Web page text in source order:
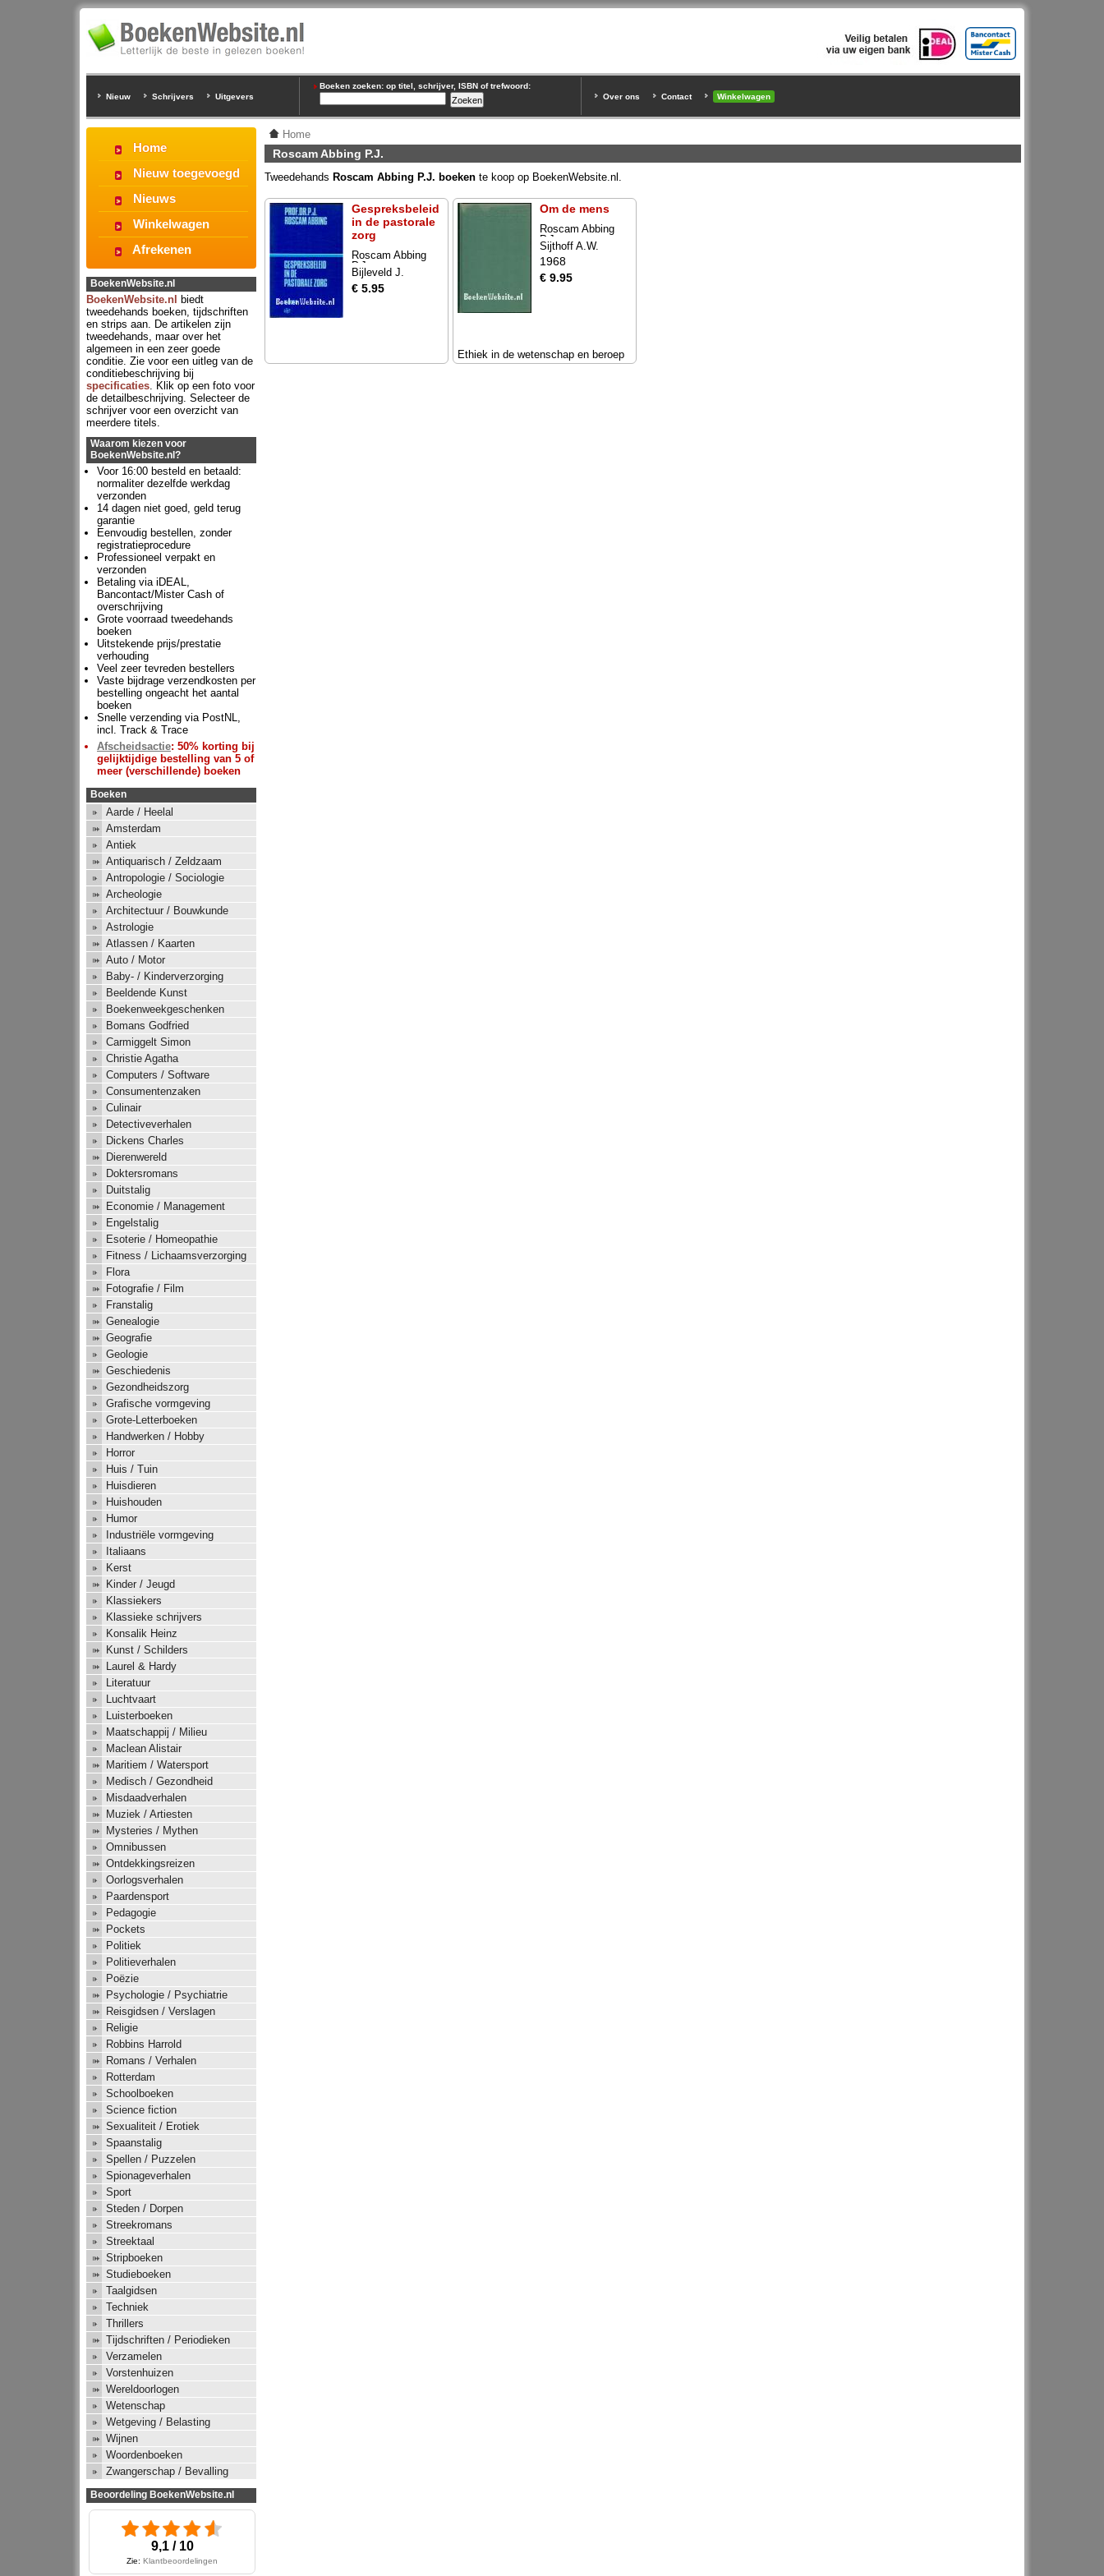
Nieuw Schrijvers Uitgevers
Boeken zoeken: op titel, schrijver, ISBN of trefwoord:
Over ons
Contact Winkelwagen
Home
Roscam Abbing P.J.
Tweedehands Roscam Abbing P.J. boeken te koop op BoekenWebsite.nl.
Gespreksbeleid
in de pastorale
zorg
Roscam Abbing
P.J.
Bijleveld J.
€ 5.95
Om de mens
Roscam Abbing
P.J.
Sijthoff A.W.
1968
€ 9.95
Ethiek in de wetenschap en beroep
Home
Nieuw toegevoegd
Nieuws
Winkelwagen
Afrekenen
BoekenWebsite.nl
BoekenWebsite.nl
biedt
tweedehands boeken, tijdschriften
en strips aan. De artikelen zijn
tweedehands, maar over het
algemeen in een zeer goede
conditie. Zie voor een uitleg van de
conditiebeschrijving bij
specificaties. Klik op een foto voor
de detailbeschrijving. Selecteer de
schrijver voor een overzicht van
meerdere titels.
Waarom kiezen voor
BoekenWebsite.nl?
Voor 16:00 besteld en betaald:
normaliter dezelfde werkdag
verzonden
14 dagen niet goed, geld terug
garantie
Eenvoudig bestellen, zonder
registratieprocedure
Professioneel verpakt en
verzonden
Betaling via iDEAL,
Bancontact/Mister Cash of
overschrijving
Grote voorraad tweedehands
boeken
Uitstekende prijs/prestatie
verhouding
Veel zeer tevreden bestellers
Vaste bijdrage verzendkosten per
bestelling ongeacht het aantal
boeken
Snelle verzending via PostNL,
incl. Track & Trace
Afscheidsactie: 50% korting bij
gelijktijdige bestelling van 5 of
meer (verschillende) boeken
Boeken
Aarde / Heelal
Amsterdam
Antiek
Antiquarisch / Zeldzaam
Antropologie / Sociologie
Archeologie
Architectuur / Bouwkunde
Astrologie
Atlassen / Kaarten
Auto / Motor
Baby- / Kinderverzorging
Beeldende Kunst
Boekenweekgeschenken
Bomans Godfried
Carmiggelt Simon
Christie Agatha
Computers / Software
Consumentenzaken
Culinair
Detectiveverhalen
Dickens Charles
Dierenwereld
Doktersromans
Duitstalig
Economie / Management
Engelstalig
Esoterie / Homeopathie
Fitness / Lichaamsverzorging
Flora
Fotografie / Film
Franstalig
Genealogie
Geografie
Geologie
Geschiedenis
Gezondheidszorg
Grafische vormgeving
Grote-Letterboeken
Handwerken / Hobby
Horror
Huis / Tuin
Huisdieren
Huishouden
Humor
Industriële vormgeving
Italiaans
Kerst
Kinder / Jeugd
Klassiekers
Klassieke schrijvers
Konsalik Heinz
Kunst / Schilders
Laurel & Hardy
Literatuur
Luchtvaart
Luisterboeken
Maatschappij / Milieu
Maclean Alistair
Maritiem / Watersport
Medisch / Gezondheid
Misdaadverhalen
Muziek / Artiesten
Mysteries / Mythen
Omnibussen
Ontdekkingsreizen
Oorlogsverhalen
Paardensport
Pedagogie
Pockets
Politiek
Politieverhalen
Poëzie
Psychologie / Psychiatrie
Reisgidsen / Verslagen
Religie
Robbins Harrold
Romans / Verhalen
Rotterdam
Schoolboeken
Science fiction
Sexualiteit / Erotiek
Spaanstalig
Spellen / Puzzelen
Spionageverhalen
Sport
Steden / Dorpen
Streekromans
Streektaal
Stripboeken
Studieboeken
Taalgidsen
Techniek
Thrillers
Tijdschriften / Periodieken
Verzamelen
Vorstenhuizen
Wereldoorlogen
Wetenschap
Wetgeving / Belasting
Wijnen
Woordenboeken
Zwangerschap / Bevalling
Beoordeling BoekenWebsite.nl
9,1 / 10
Zie: Klantbeoordelingen